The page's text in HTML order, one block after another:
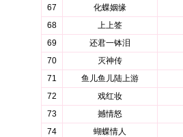
67
化蝶姻缘
68
上上签
69
还君一钵泪
70
灭神传
71
鱼儿鱼儿陆上游
72
戏红妆
73
撼情怒
74
蝴蝶情人